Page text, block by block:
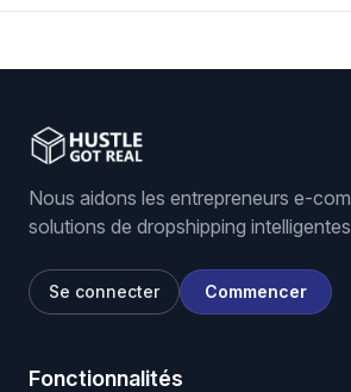
Nous aidons les entrepreneurs e-
solutions de dropshipping
Se connecter Commencer
Fonctionnalités